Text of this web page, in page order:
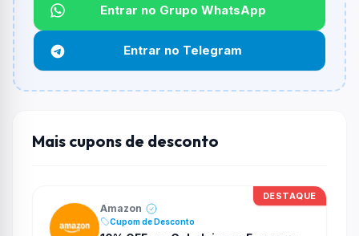
Não informado ou sem limite.
Funciona em qualquer produto?
Não necessariamente. Depende de itens participantes
e alguns vendedores ou produtos especificos podem
não aceitar cupons.
Entrar no Grupo WhatsApp
Entrar no Telegram
Mais cupons de desconto
DESTAQUE
Amazon
Cupom de Desconto